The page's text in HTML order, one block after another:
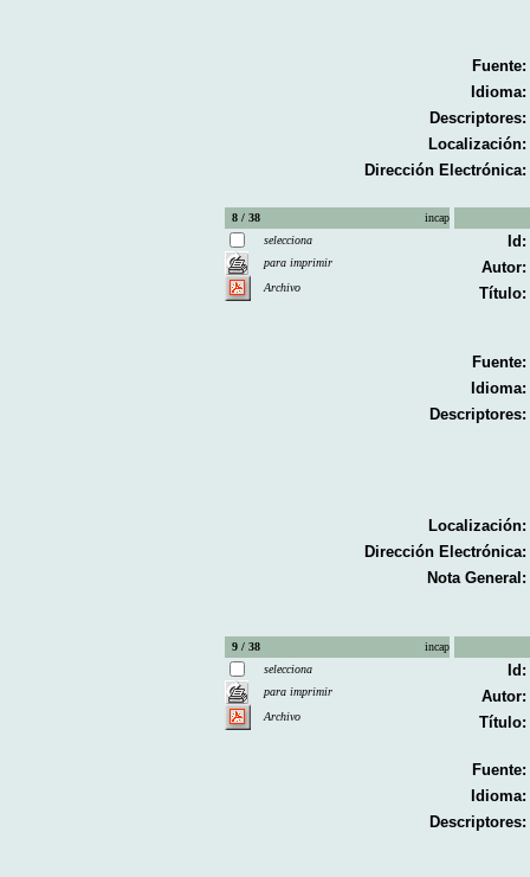
Fuente:
Idioma:
Descriptores:
Localización:
Dirección Electrónica:
8 / 38
incap
selecciona
para imprimir
Archivo
Id:
Autor:
Título:
Fuente:
Idioma:
Descriptores:
Localización:
Dirección Electrónica:
Nota General:
9 / 38
incap
selecciona
para imprimir
Archivo
Id:
Autor:
Título:
Fuente:
Idioma:
Descriptores: